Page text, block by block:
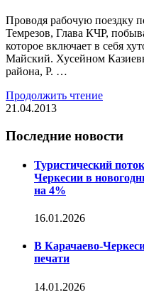
Проводя рабочую поездку
Темрезов, Глава КЧР,
которое включает в себя
Майский. Хусейном
района, Р. …
Продолжить чтение
21.04.2013
Последние новости
Туристический
Черкесии в
на 4%
16.01.2026
В Карачаево-
печати
14.01.2026